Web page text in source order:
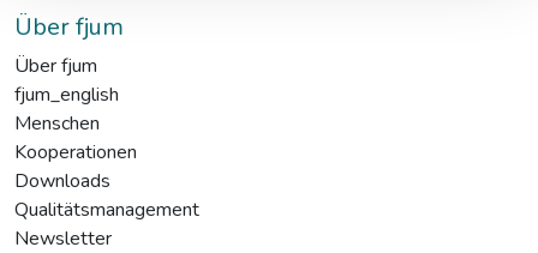
Über fjum
Über fjum
fjum_english
Menschen
Kooperationen
Downloads
Qualitätsmanagement
Newsletter